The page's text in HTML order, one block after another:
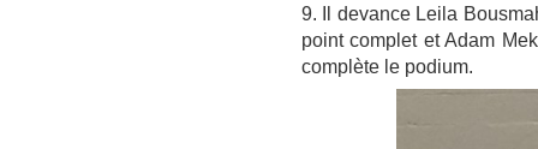
9. Il devance Leila
point complet et Adam
complète le podium.